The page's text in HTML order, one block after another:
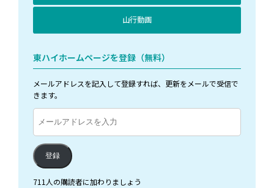
山行動画
東ハイホームページを登録（無料）
メールアドレスを記入して登録すれば、更新をメールで受信で
きます。
メ
ー
ア
ド
レ
登録
711人の購読者に加わりましょう